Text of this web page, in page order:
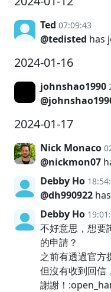
Ted 07:09:43
@tedisted has
2024-01-16
johnshao1990
2024-01-17
Nick Monaco
@nickmon07
Debby Ho
@dh990922
Debby Ho
不好意思，想要
的申請？
之前有透過官方
但沒有收到回信
謝謝！